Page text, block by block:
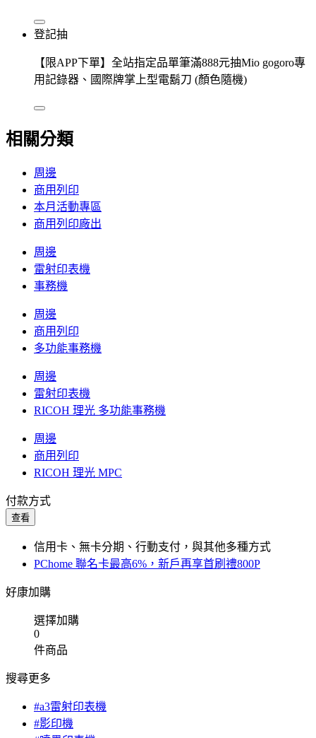
登記抽
【限APP下單】全站指定品單筆滿888元抽Mio gogoro專
用記錄器、國際牌掌上型電鬍刀 (顏色隨機)
相關分類
周邊
商用列印
本月活動專區
商用列印廠出
周邊
雷射印表機
事務機
周邊
商用列印
多功能事務機
周邊
雷射印表機
RICOH 理光 多功能事務機
周邊
商用列印
RICOH 理光 MPC
付款方式
查看
信用卡、無卡分期、行動支付，與其他多種方式
PChome 聯名卡最高6%，新戶再享首刷禮800P
好康加購
選擇加購
0
件商品
搜尋更多
#a3雷射印表機
#影印機